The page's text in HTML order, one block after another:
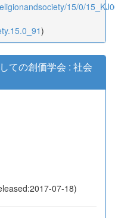
15/0/
)
ての創価学会 : 社会
07-18)